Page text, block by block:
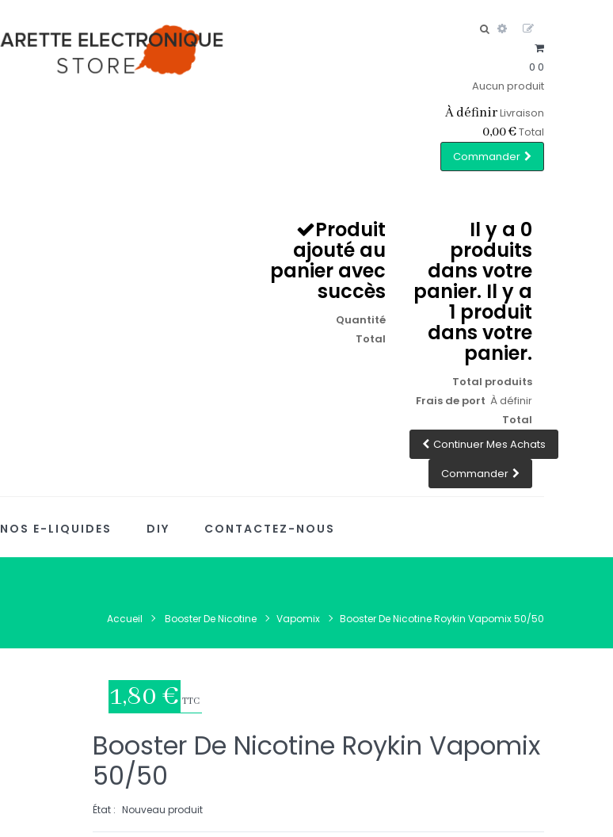
0 0
Aucun produit
À définirLivraison
0,00 €Total
Commander
Produit
ajouté au
panier avec
succès
Quantité
Total
Il y a 0
produits
dans votre
panier. Il y a
1 produit
dans votre
panier.
Total produits
Frais de port À définir
Total
Continuer Mes Achats
Commander
NOS E-LIQUIDES DIY CONTACTEZ-NOUS
Accueil Booster De Nicotine Vapomix Booster De Nicotine Roykin Vapomix 50/50
1,80 € TTC
Booster De Nicotine Roykin Vapomix
50/50
État : Nouveau produit